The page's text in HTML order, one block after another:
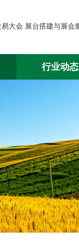
行业动态